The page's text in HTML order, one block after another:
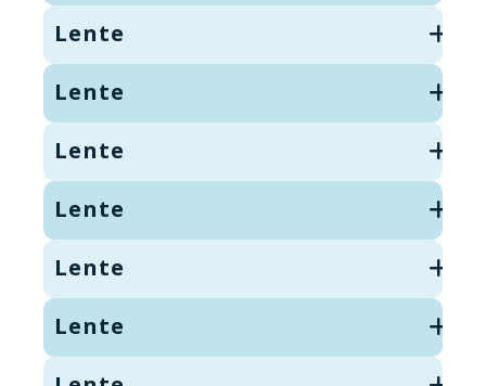
Lente
Lente
Lente
Lente
Lente
Lente